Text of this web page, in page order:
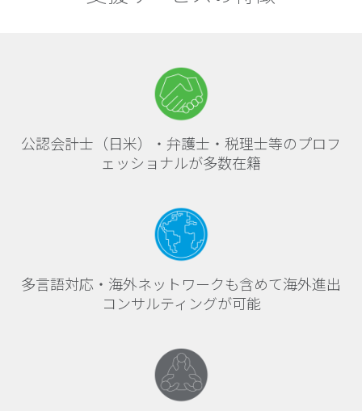
公認会計士（日米）・弁護士・税理士等のプロフ
ェッショナルが多数在籍
多言語対応・海外ネットワークも含めて海外進出
コンサルティングが可能